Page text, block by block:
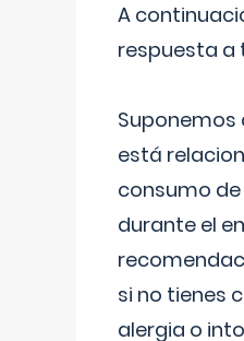
A
respuesta a
Suponemos
está
consumo
durante el
si no tienes
alergia o